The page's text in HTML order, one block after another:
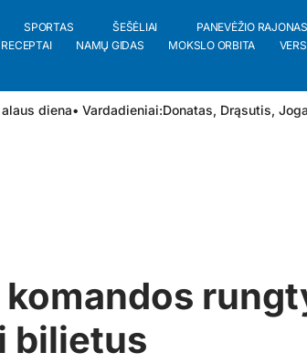
SPORTAS ŠEŠĖLIAI PANEVĖŽIO RAJONAS
RECEPTAI NAMŲ GIDAS MOKSLO ORBITA
diena• Vardadieniai:Donatas, Drąsutis,
bilietus